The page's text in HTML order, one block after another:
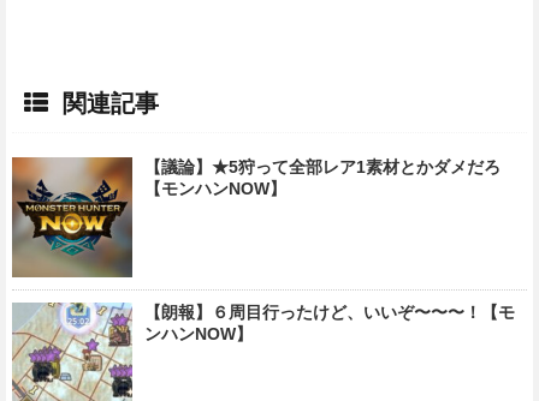
関連記事
【議論】★5狩って全部レア1素材とかダメだろ
【モンハンNOW】
【朗報】６周目行ったけど、いいぞ〜〜〜！【モ
ンハンNOW】